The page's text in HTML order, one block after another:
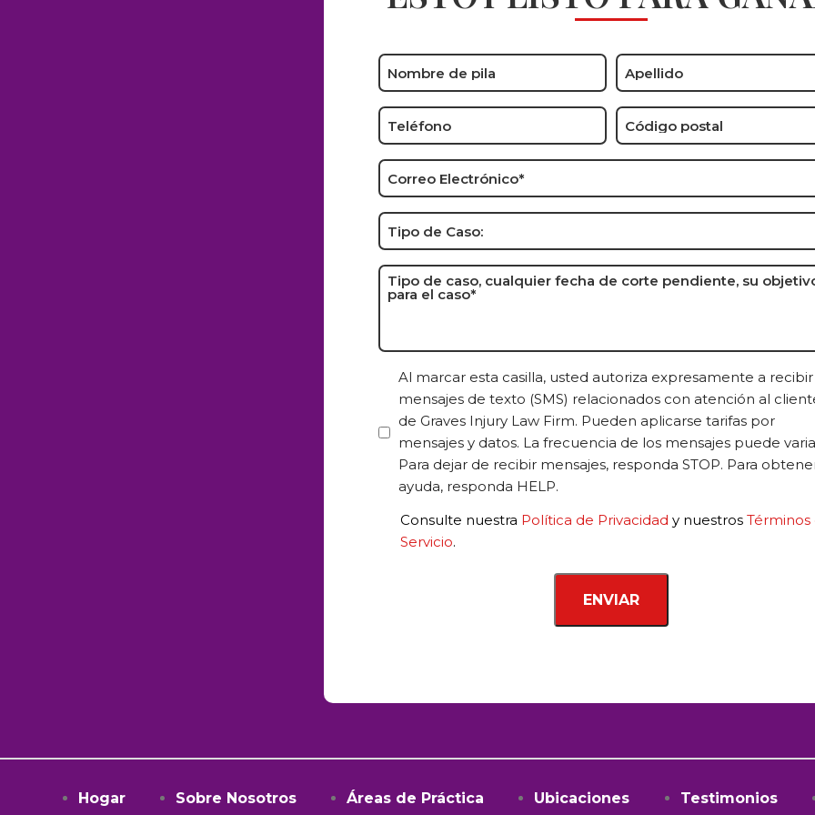
Name
*
Phone
*
Zip
Code
*
Email
*
Case
Type:
Type
of
Any
Date,
Your
Objective
for
Case
Consent
Al marcar esta casilla, usted autoriza expresamente a recibir
mensajes de texto (SMS) relacionados con atención al
de Graves Injury Law Firm. Pueden aplicarse tarifas por
mensajes y datos. La frecuencia de los mensajes puede
Para dejar de recibir mensajes, responda STOP. Para
ayuda, responda HELP.
Consulte nuestra Política de Privacidad y nuestros Términos
Servicio.
Hogar Sobre Nosotros Áreas de Práctica Ubicaciones Testimonios